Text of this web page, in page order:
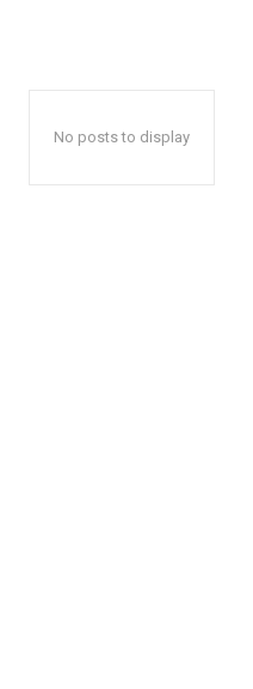
No posts to display